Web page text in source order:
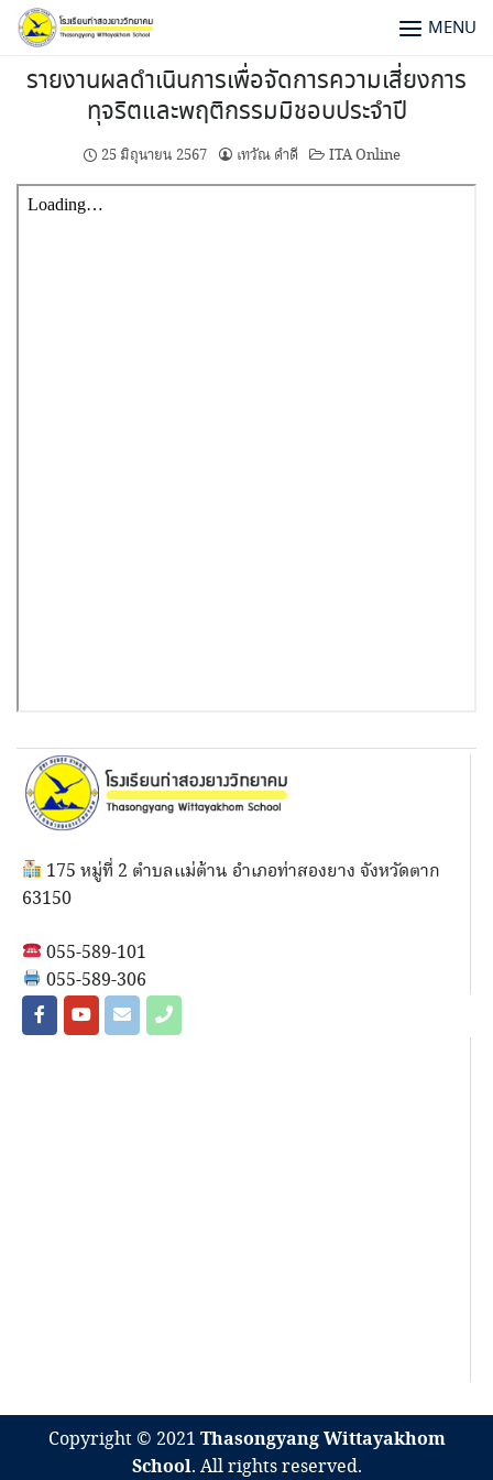
MENU
รายงานผลดำเนินการเพื่อจัดการความเสี่ยงการ
ทุจริตและพฤติกรรมมิชอบประจำปี
25 มิถุนายน 2567 เทวัณ ดำดี ITA Online
175 หมู่ที่ 2 ตำบลแม่ต้าน อำเภอท่าสองยาง จังหวัดตาก
63150
055-589-101
055-589-306
Copyright © 2021 Thasongyang Wittayakhom
School. All rights reserved.